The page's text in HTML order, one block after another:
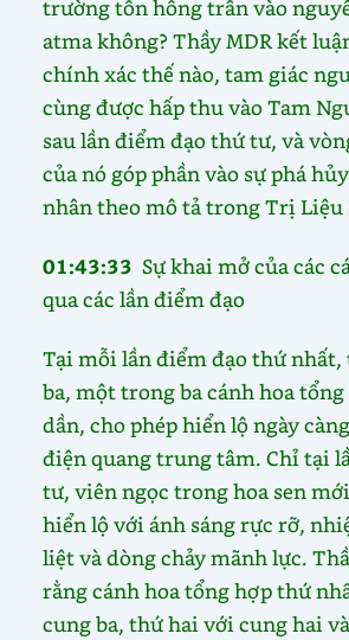
trường tồn hồng trần vào
atma không? Thầy MDR kết
chính xác thế nào, tam giác
cùng được hấp thu vào Tam
sau lần điểm đạo thứ tư, và
của nó góp phần vào sự phá
nhân theo mô tả trong Trị Liệu
01:43:33Sự khai mở của các
qua các lần điểm đạo
Tại mỗi lần điểm đạo thứ
ba, một trong ba cánh hoa
dần, cho phép hiển lộ ngày
điện quang trung tâm. Chỉ tại
tư, viên ngọc trong hoa sen
hiển lộ với ánh sáng rực rỡ,
liệt và dòng chảy mãnh lực.
rằng cánh hoa tổng hợp thứ
cung ba, thứ hai với cung hai